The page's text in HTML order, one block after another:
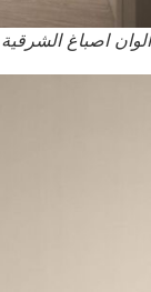
الوان اصباغ الشرقية